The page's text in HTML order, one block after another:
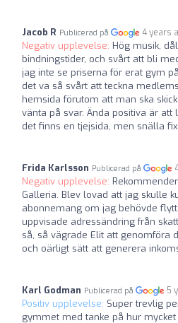
Jacob R Publicerad på 4 years
Negativ upplevelse: Hög musik,
bindningstider, och svårt att bli
jag inte se priserna för erat gym
det va så svårt att teckna
hemsida förutom att man ska
vänta på svar. Ända positiva är
det finns en tjejsida, men snälla
Frida Karlsson Publicerad på
Negativ upplevelse:
Galleria. Blev lovad att jag skulle
abonnemang om jag behövde
uppvisade adressändring från
så, så vägrade Elit att genomföra
och oärligt sätt att generera
Karl Godman Publicerad på 5
Positiv upplevelse: Super trevlig
gymmet med tanke på hur mycket